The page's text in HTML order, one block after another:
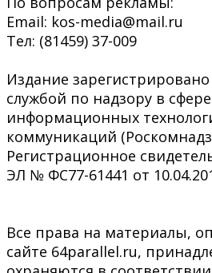
Email: kos-media@mail.ru
Тел: (81459) 37-009
Издание
службой по надзору в
информационных
коммуникаций
Регистрационное
ЭЛ № ФС77-61441 от
Все права на материалы,
сайте 64parallel.ru,